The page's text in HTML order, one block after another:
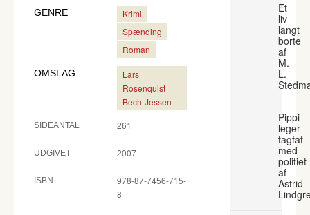
GENRE
Krimi
Spænding
Roman
OMSLAG
Lars
Rosenquist
Bech-Jessen
SIDEANTAL 261
UDGIVET 2007
ISBN
978-87-7456-715-
8
Et
liv
langt
borte
af
M.
L.
Pippi
leger
tagfat
med
politiet
af
Astrid